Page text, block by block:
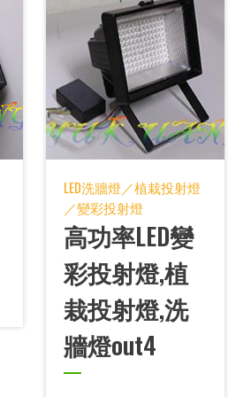
LED洗牆燈／植栽投射燈
／變彩投射燈
高功率LED變
彩投射燈,植
栽投射燈,洗
牆燈out4